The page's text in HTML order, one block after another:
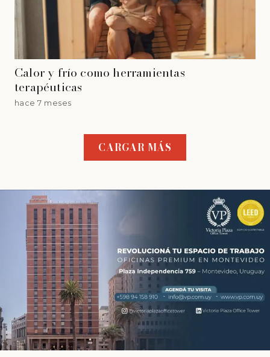
Calor y frío como herramientas
terapéuticas
hace 7 meses
CARGAR MÁS